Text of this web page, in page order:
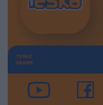
TERAZ
GRAMY